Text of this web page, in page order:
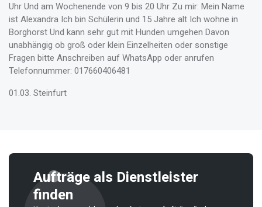
Uhr Und am Wochenende von 9 bis 20 Uhr Zu mir: Mein Name
ist Alexandra Ich bin Schülerin und 15 Jahre alt Ich wohne in
Borghorst Und kann sehr gut mit Hunden umgehen Davon
unabhängig ob groß oder klein Einzelheiten oder sonstige
Fragen bitte Anschreiben auf WhatsApp oder anrufen
Telefonnummer: 017660406481
01.03. Steinfurt
Aufträge als Dienstleister
finden